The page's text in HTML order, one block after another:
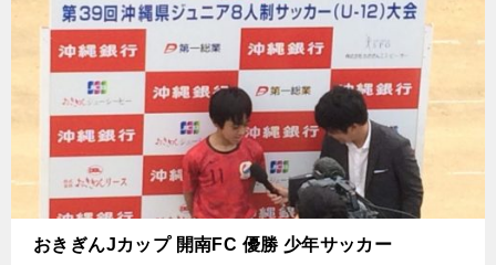
おきぎんJカップ 開南FC 優勝 少年サッカー